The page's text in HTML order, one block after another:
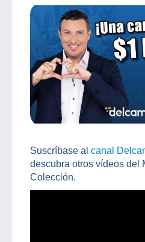
Suscríbase al canal
descubra otros vídeos del
Colección.